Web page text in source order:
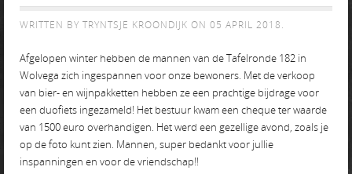
WRITTEN BY TRYNTSJE KROONDIJK ON 05 APRIL 2018.
Afgelopen winter hebben de mannen van de Tafelronde 182 in
Wolvega zich ingespannen voor onze bewoners. Met de verkoop
van bier- en wijnpakketten hebben ze een prachtige bijdrage voor
een duofiets ingezameld! Het bestuur kwam een cheque ter waarde
van 1500 euro overhandigen. Het werd een gezellige avond, zoals je
op de foto kunt zien. Mannen, super bedankt voor jullie
inspanningen en voor de vriendschap!!